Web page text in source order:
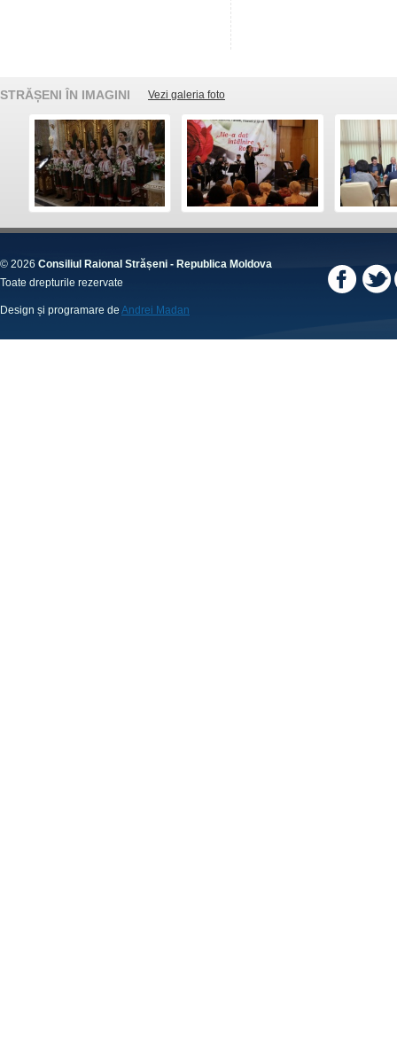
STRĂȘENI ÎN IMAGINI Vezi galeria foto
© 2026 Consiliul Raional Strășeni - Republica Moldova
Toate drepturile rezervate
Design și programare de Andrei Madan